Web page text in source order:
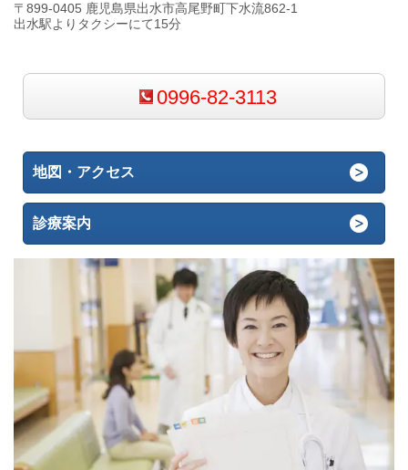
〒899-0405 鹿児島県出水市高尾野町下水流862-1
出水駅よりタクシーにて15分
0996-82-3113
地図・アクセス
診療案内